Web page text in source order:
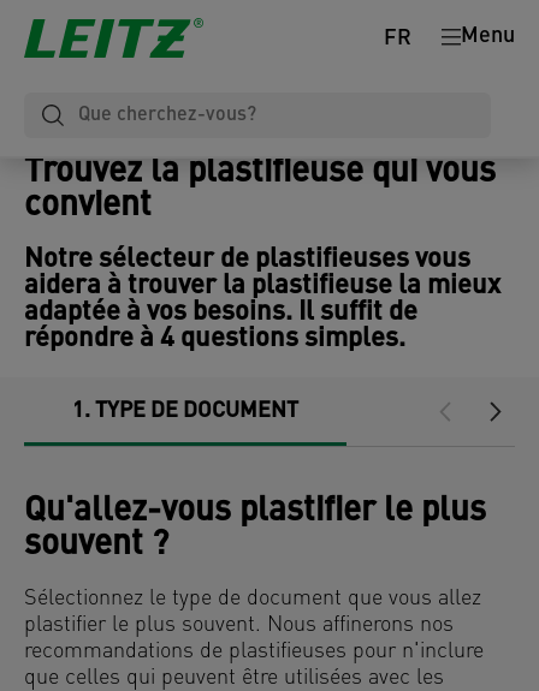
Menu
FR
Trouvez la plastifieuse qui vous
convient
Notre sélecteur de plastifieuses vous
aidera à trouver la plastifieuse la mieux
adaptée à vos besoins. Il suffit de
répondre à 4 questions simples.
1 TYPE DE DOCUMENT
Qu'allez-vous plastifier le plus
souvent ?
Sélectionnez le type de document que vous allez
plastifier le plus souvent. Nous affinerons nos
recommandations de plastifieuses pour n'inclure
que celles qui peuvent être utilisées avec les